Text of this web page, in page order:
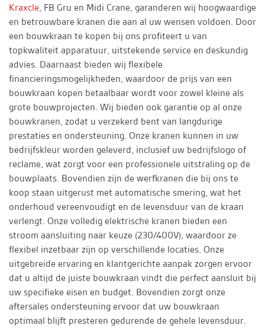
Kraxcle, FB Gru en Midi Crane, garanderen wij hoogwaardige
en betrouwbare kranen die aan al uw wensen voldoen. Door
een bouwkraan te kopen bij ons profiteert u van
topkwaliteit apparatuur, uitstekende service en deskundig
advies. Daarnaast bieden wij flexibele
financieringsmogelijkheden, waardoor de prijs van een
bouwkraan kopen betaalbaar wordt voor zowel kleine als
grote bouwprojecten. Wij bieden ook garantie op al onze
bouwkranen, zodat u verzekerd bent van langdurige
prestaties en ondersteuning. Onze kranen kunnen in uw
bedrijfskleur worden geleverd, inclusief uw bedrijfslogo of
reclame, wat zorgt voor een professionele uitstraling op de
bouwplaats. Bovendien zijn de werfkranen die bij ons te
koop staan uitgerust met automatische smering, wat het
onderhoud vereenvoudigt en de levensduur van de kraan
verlengt. Onze volledig elektrische kranen bieden een
stroom aansluiting naar keuze (230/400V), waardoor ze
flexibel inzetbaar zijn op verschillende locaties. Onze
uitgebreide ervaring en klantgerichte aanpak zorgen ervoor
dat u altijd de juiste bouwkraan vindt die perfect aansluit bij
uw specifieke eisen en budget. Bovendien zorgt onze
aftersales ondersteuning ervoor dat uw bouwkraan
optimaal blijft presteren gedurende de gehele levensduur.